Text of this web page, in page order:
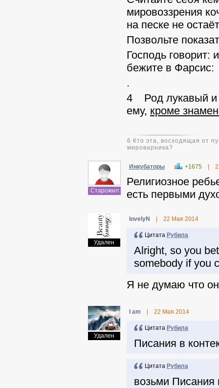
мировоззрения
на песке не
Позвольте
Господь
бежите в Фарсис:
.
4 Род лукавый и
ему, кроме
6 Кто эта, восходящая от
мироварника?
Старожил
Инкубаторы +1675
Религиозное
есть первыми
Удален
lovelyN 22 Мая 2014
Цитата Pyбила
Alright, so you
somebody if you
Я не думаю что он
Удален
I am 22 Мая 2014
Цитата Pyбила
Писания в
Цитата Pyбила
возьми Писания